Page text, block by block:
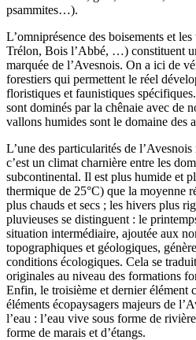
psammites…).
L’omniprésence des boisements et
Trélon, Bois l’Abbé, …) constituent
marquée de l’Avesnois. On a ici de
forestiers qui permettent le réel
floristiques et faunistiques
sont dominés par la chênaie avec de
vallons humides sont le domaine des
L’une des particularités de
c’est un climat charnière entre les
subcontinental. Il est plus humide et
thermique de 25°C) que la moyenne
plus chauds et secs ; les hivers plus
pluvieuses se distinguent : le
situation intermédiaire, ajoutée aux
topographiques et géologiques,
conditions écologiques. Cela se
originales au niveau des formations
Enfin, le troisième et dernier élément
éléments écopaysagers majeurs de
l’eau : l’eau vive sous forme de
forme de marais et d’étangs.